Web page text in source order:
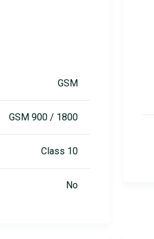
GSM
GSM 900 / 1800
Class 10
No